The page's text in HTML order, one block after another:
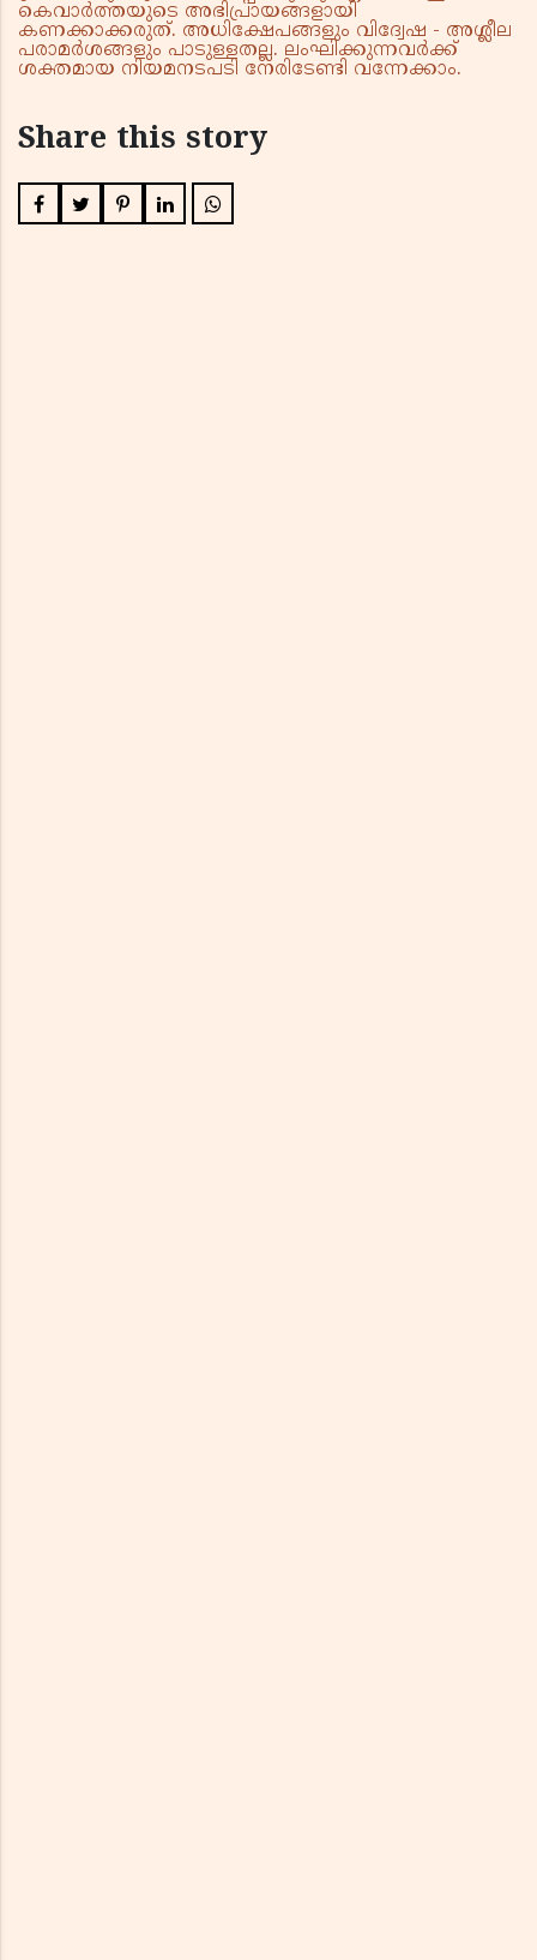
കെവാർത്തയുടെ അഭിപ്രായങ്ങളായി
കണക്കാക്കരുത്. അധിക്ഷേപങ്ങളും വിദ്വേഷ - അശ്ലീല
പരാമർശങ്ങളും പാടുള്ളതല്ല. ലംഘിക്കുന്നവർക്ക്
ശക്തമായ നിയമനടപടി നേരിടേണ്ടി വന്നേക്കാം.
Share this story